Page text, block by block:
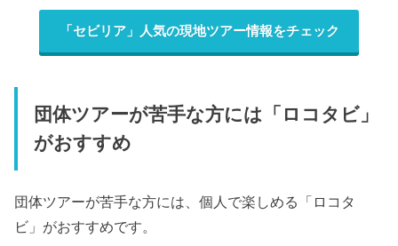
「セビリア」人気の現地ツアー情報をチェック
団体ツアーが苦手な方には「ロコタビ」
がおすすめ
団体ツアーが苦手な方には、個人で楽しめる「ロコタ
ビ」がおすすめです。